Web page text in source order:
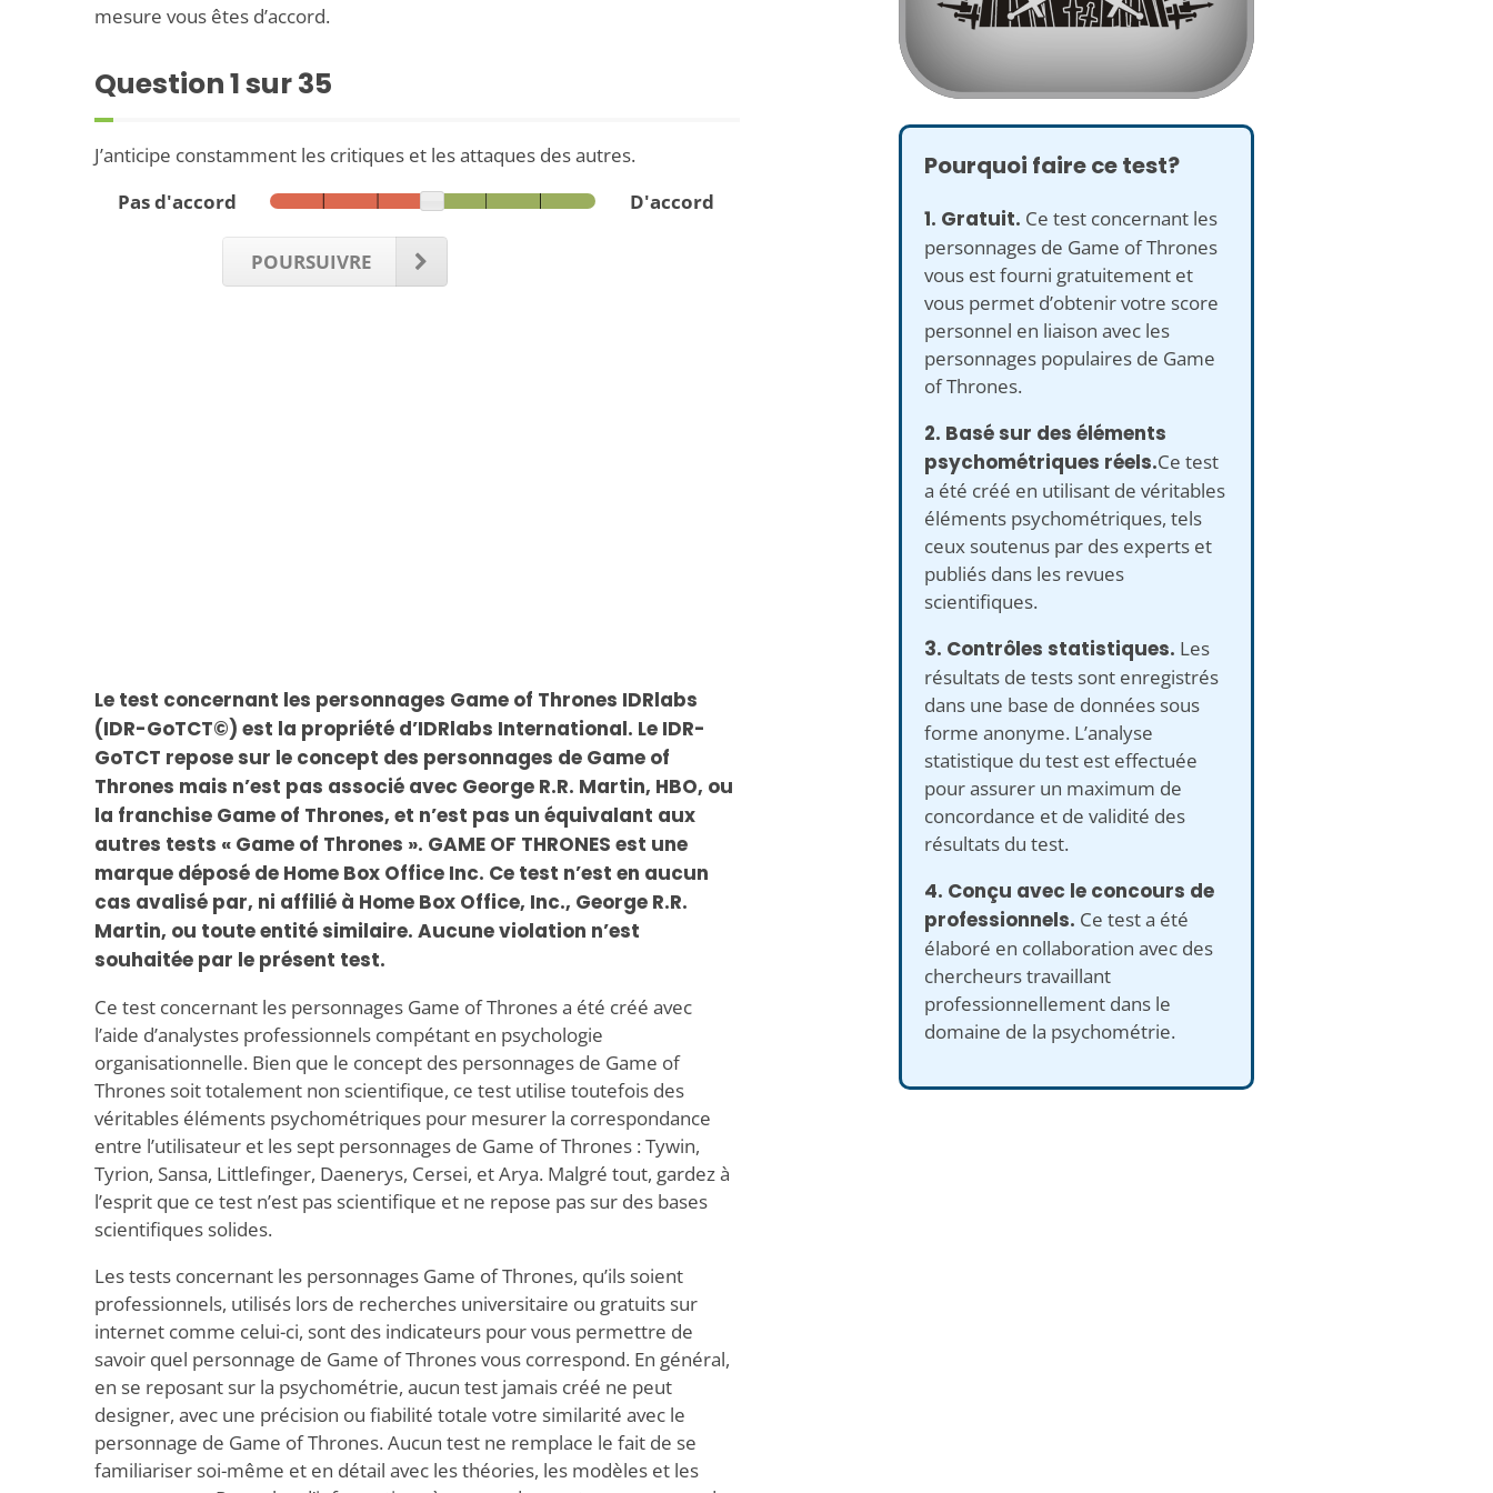
mesure vous êtes d’accord.
Question1sur 35
J’anticipe constamment les critiques et les attaques des autres.
Pas d'accord
D'accord
POURSUIVRE
Le test concernant les personnages Game of Thrones IDRlabs
(IDR-GoTCT©) est la propriété d’IDRlabs International. Le IDR-
GoTCT repose sur le concept des personnages de Game of
Thrones mais n’est pas associé avec George R.R. Martin, HBO, ou
la franchise Game of Thrones, et n’est pas un équivalant aux
autres tests « Game of Thrones ». GAME OF THRONES est une
marque déposé de Home Box Office Inc. Ce test n’est en aucun
cas avalisé par, ni affilié à Home Box Office, Inc., George R.R.
Martin, ou toute entité similaire. Aucune violation n’est
souhaitée par le présent test.
Ce test concernant les personnages Game of Thrones a été créé avec
l’aide d’analystes professionnels compétant en psychologie
organisationnelle. Bien que le concept des personnages de Game of
Thrones soit totalement non scientifique, ce test utilise toutefois des
véritables éléments psychométriques pour mesurer la correspondance
entre l’utilisateur et les sept personnages de Game of Thrones : Tywin,
Tyrion, Sansa, Littlefinger, Daenerys, Cersei, et Arya. Malgré tout, gardez à
l’esprit que ce test n’est pas scientifique et ne repose pas sur des bases
scientifiques solides.
Les tests concernant les personnages Game of Thrones, qu’ils soient
professionnels, utilisés lors de recherches universitaire ou gratuits sur
internet comme celui-ci, sont des indicateurs pour vous permettre de
savoir quel personnage de Game of Thrones vous correspond. En général,
en se reposant sur la psychométrie, aucun test jamais créé ne peut
designer, avec une précision ou fiabilité totale votre similarité avec le
personnage de Game of Thrones. Aucun test ne remplace le fait de se
familiariser soi-même et en détail avec les théories, les modèles et les
Pourquoi faire ce test?
1. Gratuit. Ce test concernant les
personnages de Game of Thrones
vous est fourni gratuitement et
vous permet d’obtenir votre score
personnel en liaison avec les
personnages populaires de Game
of Thrones.
2. Basé sur des éléments
psychométriques réels.Ce test
a été créé en utilisant de véritables
éléments psychométriques, tels
ceux soutenus par des experts et
publiés dans les revues
scientifiques.
3. Contrôles statistiques. Les
résultats de tests sont enregistrés
dans une base de données sous
forme anonyme. L’analyse
statistique du test est effectuée
pour assurer un maximum de
concordance et de validité des
résultats du test.
4. Conçu avec le concours de
professionnels. Ce test a été
élaboré en collaboration avec des
chercheurs travaillant
professionnellement dans le
domaine de la psychométrie.